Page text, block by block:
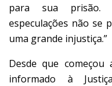
para sua prisão.
especulações não se
uma grande injustiça.”
Desde que começou
informado à